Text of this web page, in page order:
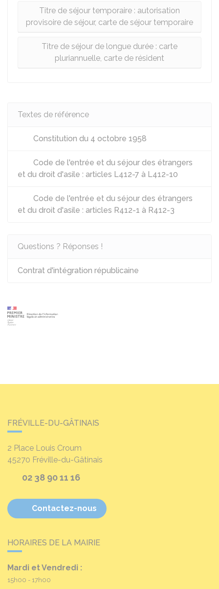
Titre de séjour temporaire : autorisation
provisoire de séjour, carte de séjour temporaire
Titre de séjour de longue durée : carte
pluriannuelle, carte de résident
Textes de référence
Constitution du 4 octobre 1958
Code de l'entrée et du séjour des étrangers
et du droit d'asile : articles L412-7 à L412-10
Code de l'entrée et du séjour des étrangers
et du droit d'asile : articles R412-1 à R412-3
Questions ? Réponses !
Contrat d'intégration républicaine
FRÉVILLE-DU-GÂTINAIS
2 Place Louis Croum
45270 Fréville-du-Gâtinais
02 38 90 11 16
Contactez-nous
HORAIRES DE LA MAIRIE
Mardi et Vendredi :
15h00 - 17h00